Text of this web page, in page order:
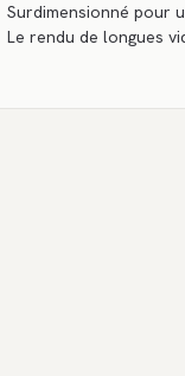
Surdimensionné pour
Le rendu de longues